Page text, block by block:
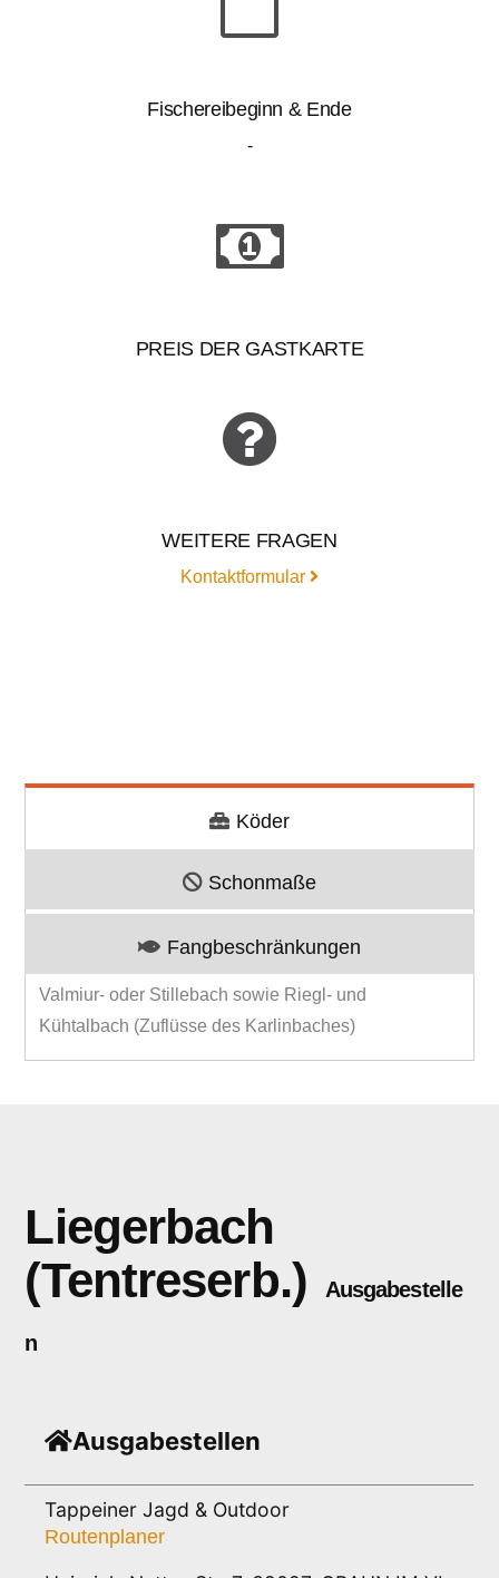
Fischereibeginn & Ende
-
PREIS DER GASTKARTE
WEITERE FRAGEN
Kontaktformular
Köder
Schonmaße
Fangbeschränkungen
Valmiur- oder Stillebach sowie Riegl- und
Kühtalbach (Zuflüsse des Karlinbaches)
Liegerbach
(Tentreserb.)
Ausgabestelle
n
Ausgabestellen
Tappeiner Jagd & Outdoor
Routenplaner